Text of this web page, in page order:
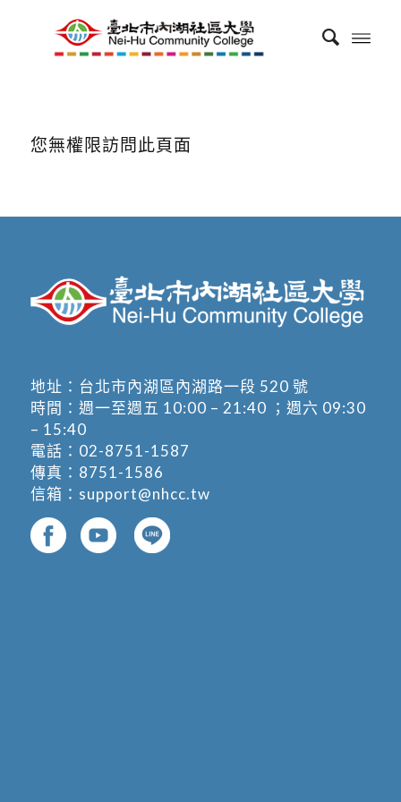
您無權限訪問此頁面
地址： 台北市內湖區內湖路一段 520 號
時間：週一至週五 10:00 – 21:40 ；週六 09:30
– 15:40
電話： 02-8751-1587
傳真：8751-1586
信箱： support@nhcc.tw